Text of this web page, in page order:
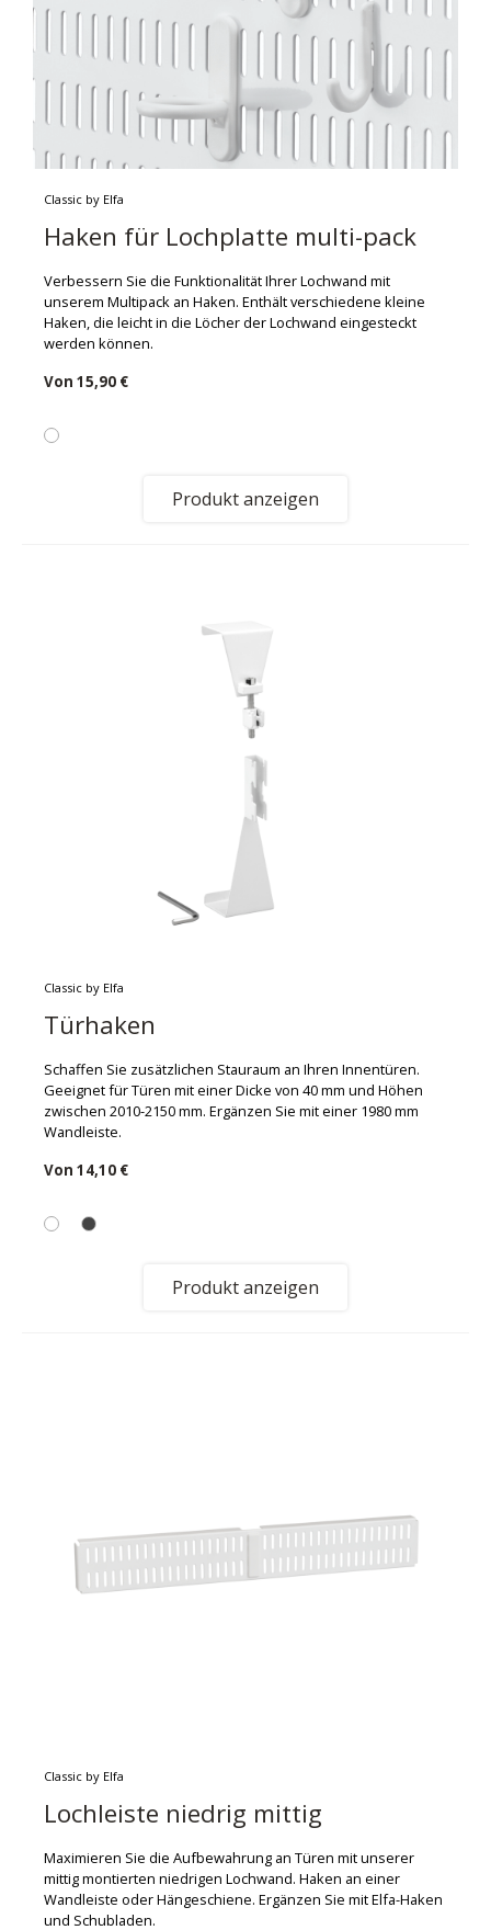
Classic by Elfa
Haken für Lochplatte multi-pack
Verbessern Sie die Funktionalität Ihrer Lochwand mit
unserem Multipack an Haken. Enthält verschiedene kleine
Haken, die leicht in die Löcher der Lochwand eingesteckt
werden können.
Von 15,90 €
Produkt anzeigen
Classic by Elfa
Türhaken
Schaffen Sie zusätzlichen Stauraum an Ihren Innentüren.
Geeignet für Türen mit einer Dicke von 40 mm und Höhen
zwischen 2010-2150 mm. Ergänzen Sie mit einer 1980 mm
Wandleiste.
Von 14,10 €
Produkt anzeigen
Classic by Elfa
Lochleiste niedrig mittig
Maximieren Sie die Aufbewahrung an Türen mit unserer
mittig montierten niedrigen Lochwand. Haken an einer
Wandleiste oder Hängeschiene. Ergänzen Sie mit Elfa-Haken
und Schubladen.